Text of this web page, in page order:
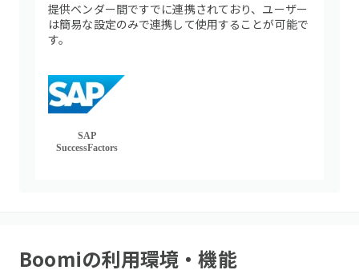
提供ベンダー間ですでに連携されており、ユーザー
は簡易な設定のみで連携して使用することが可能で
す。
SAP
SuccessFactors
Boomiの利用環境・機能